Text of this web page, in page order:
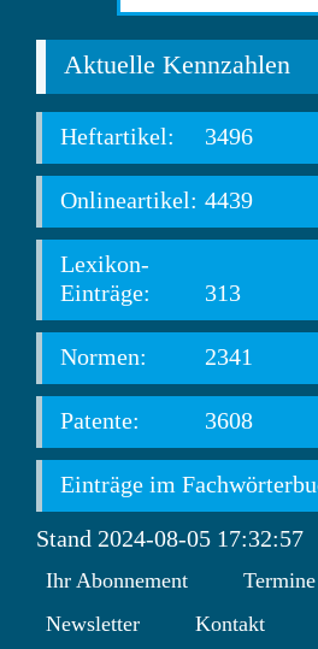
Aktuelle Kennzahlen
Heftartikel: 3496
Onlineartikel: 4439
Lexikon-
Einträge:
313
Normen: 2341
Patente: 3608
Einträge im
Stand 2024-08-05 17:32:57
Ihr Abonnement
Termine
Newsletter
Kontakt